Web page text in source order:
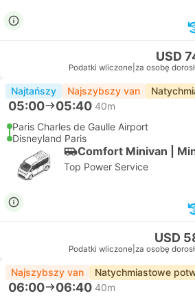
USD
Podatki wliczone za osobę
Najtańszy Najszybszy van
05:00 05:40 40m
Paris Charles de Gaulle Airport
Disneyland Paris
Comfort Minivan |
Top Power Service
USD
Podatki wliczone za osobę
Najszybszy van Natychmiastowe
06:00 06:40 40m